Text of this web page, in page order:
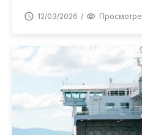
12/03/2026